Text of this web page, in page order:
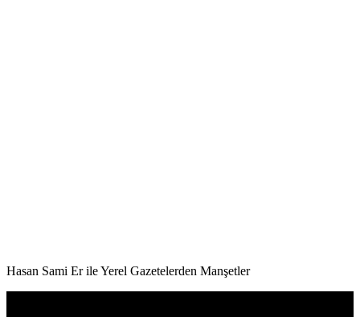
Hasan Sami Er ile Yerel Gazetelerden Manşetler